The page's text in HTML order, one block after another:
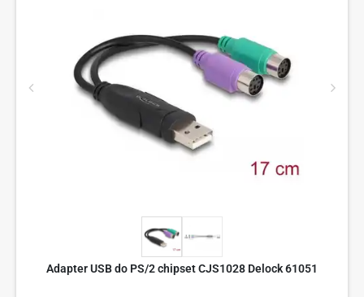
Adapter USB do PS/2 chipset CJS1028 Delock 61051